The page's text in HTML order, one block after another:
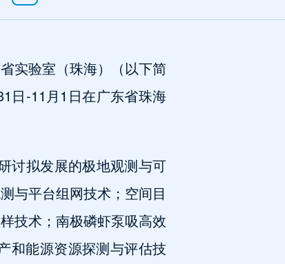
实验室（珠海）（以下简
日-11月1日在广东省珠海
讨拟发展的极地观测与可
与平台组网技术；空间目
技术；南极磷虾泵吸高效
和能源资源探测与评估技